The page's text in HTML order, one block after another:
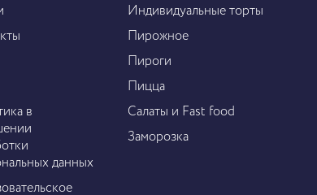
в
данных
Индивидуальные торты
Пирожное
Пироги
Пицца
Салаты и Fast food
Заморозка